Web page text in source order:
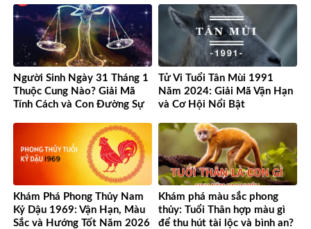
Người Sinh Ngày 31 Tháng 1
Thuộc Cung Nào? Giải Mã
Tính Cách và Con Đường Sự
Tử Vi Tuổi Tân Mùi 1991
Năm 2024: Giải Mã Vận Hạn
và Cơ Hội Nổi Bật
Khám Phá Phong Thủy Nam
Kỷ Dậu 1969: Vận Hạn, Màu
Sắc và Hướng Tốt Năm 2026
Khám phá màu sắc phong
thủy: Tuổi Thân hợp màu gì
để thu hút tài lộc và bình an?